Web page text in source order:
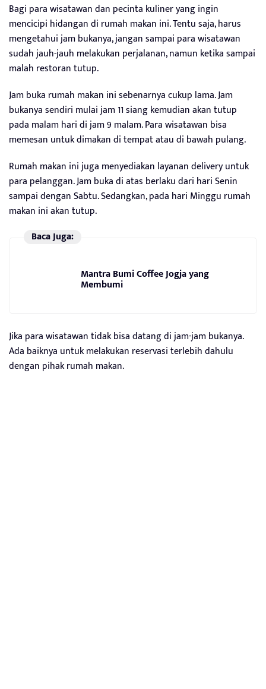
Bagi para wisatawan dan pecinta kuliner yang ingin
mencicipi hidangan di rumah makan ini. Tentu saja, harus
mengetahui jam bukanya, jangan sampai para wisatawan
sudah jauh-jauh melakukan perjalanan, namun ketika sampai
malah restoran tutup.
Jam buka rumah makan ini sebenarnya cukup lama. Jam
bukanya sendiri mulai jam 11 siang kemudian akan tutup
pada malam hari di jam 9 malam. Para wisatawan bisa
memesan untuk dimakan di tempat atau di bawah pulang.
Rumah makan ini juga menyediakan layanan delivery untuk
para pelanggan. Jam buka di atas berlaku dari hari Senin
sampai dengan Sabtu. Sedangkan, pada hari Minggu rumah
makan ini akan tutup.
Baca Juga:
Mantra Bumi Coffee Jogja yang
Membumi
Jika para wisatawan tidak bisa datang di jam-jam bukanya.
Ada baiknya untuk melakukan reservasi terlebih dahulu
dengan pihak rumah makan.